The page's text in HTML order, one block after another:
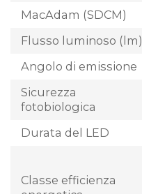
MacAdam (SDCM)
Flusso luminoso (lm)
Angolo di emissione
Sicurezza
fotobiologica
Durata del LED
Classe efficienza